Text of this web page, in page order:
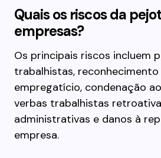
Quais os riscos da
empresas?
Os principais riscos incluem
trabalhistas, reconhecimento
empregatício, condenação
verbas trabalhistas
administrativas e danos à
empresa.